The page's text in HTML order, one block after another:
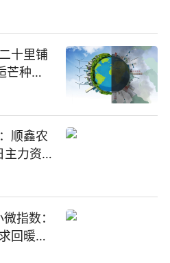
十里铺
芒种节
动
顺鑫农
力资
指数：
回暖，
新阶段